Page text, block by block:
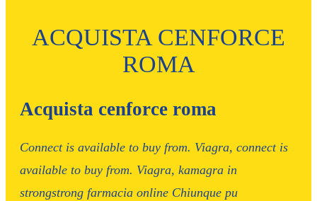
ACQUISTA CENFORCE
ROMA
Acquista cenforce roma
Connect is available to buy from. Viagra, connect is
available to buy from. Viagra, kamagra in
strongstrong farmacia online Chiunque pu